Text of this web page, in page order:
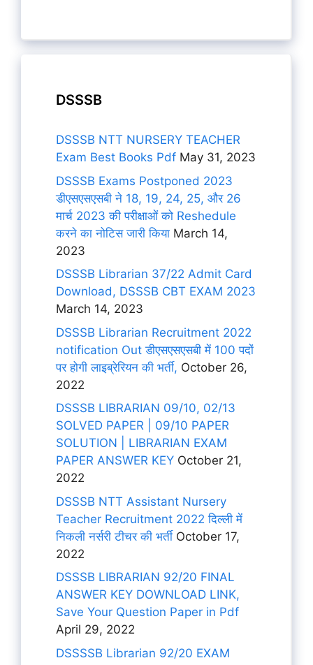
DSSSB
DSSSB NTT NURSERY TEACHER
Exam Best Books Pdf May 31, 2023
DSSSB Exams Postponed 2023
डीएसएसएसबी ने 18, 19, 24, 25, और 26
मार्च 2023 की परीक्षाओं को Reshedule
करने का नोटिस जारी किया March 14,
2023
DSSSB Librarian 37/22 Admit Card
Download, DSSSB CBT EXAM 2023
March 14, 2023
DSSSB Librarian Recruitment 2022
notification Out डीएसएसएसबी में 100 पदों
पर होगी लाइब्रेरियन की भर्ती, October 26,
2022
DSSSB LIBRARIAN 09/10, 02/13
SOLVED PAPER | 09/10 PAPER
SOLUTION | LIBRARIAN EXAM
PAPER ANSWER KEY October 21,
2022
DSSSB NTT Assistant Nursery
Teacher Recruitment 2022 दिल्ली में
निकली नर्सरी टीचर की भर्ती October 17,
2022
DSSSB LIBRARIAN 92/20 FINAL
ANSWER KEY DOWNLOAD LINK,
Save Your Question Paper in Pdf
April 29, 2022
DSSSSB Librarian 92/20 EXAM